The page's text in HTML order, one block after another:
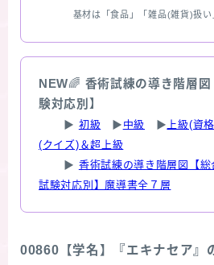
基材は「食品」「雑品(雑貨)扱
NEW🌈 香術試練の導き階層
験対応別】
▶ 初級 ▶ 中級 ▶ 上級(資
(クイズ)＆超上級
▶ 香術試練の導き階層図【
試験対応別】魔導書全７層
00860【学名】『エキナセア』